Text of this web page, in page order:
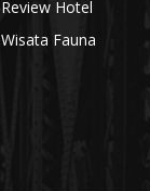
Review Hotel
Wisata Fauna